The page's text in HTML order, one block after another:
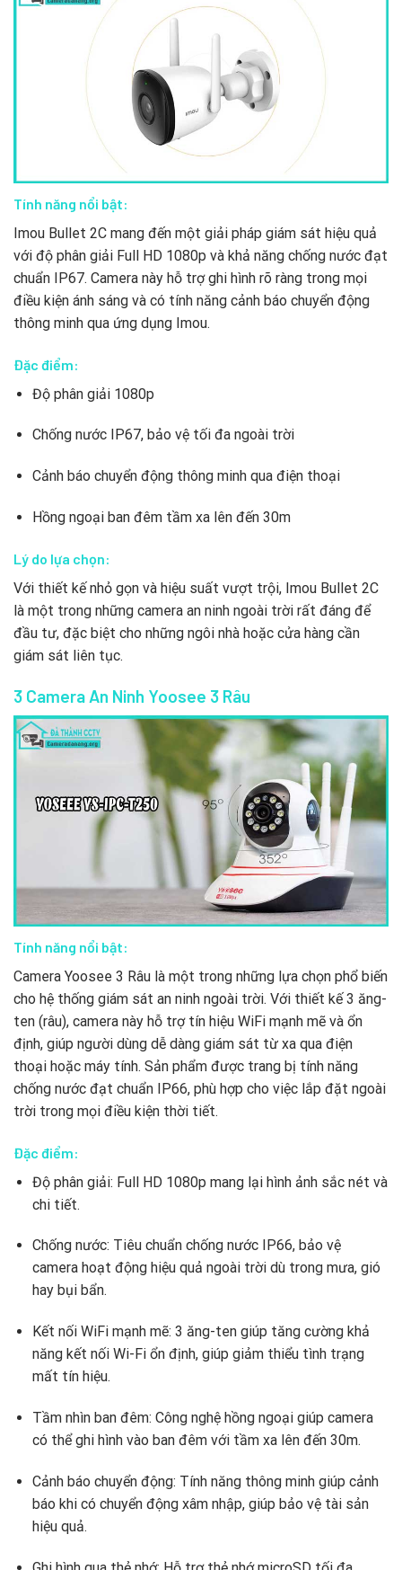
Tính năng nổi bật:
Imou Bullet 2C mang đến một giải pháp giám sát hiệu quả
với độ phân giải Full HD 1080p và khả năng chống nước đạt
chuẩn IP67. Camera này hỗ trợ ghi hình rõ ràng trong mọi
điều kiện ánh sáng và có tính năng cảnh báo chuyển động
thông minh qua ứng dụng Imou.
Đặc điểm:
Độ phân giải 1080p
Chống nước IP67, bảo vệ tối đa ngoài trời
Cảnh báo chuyển động thông minh qua điện thoại
Hồng ngoại ban đêm tầm xa lên đến 30m
Lý do lựa chọn:
Với thiết kế nhỏ gọn và hiệu suất vượt trội, Imou Bullet 2C
là một trong những camera an ninh ngoài trời rất đáng để
đầu tư, đặc biệt cho những ngôi nhà hoặc cửa hàng cần
giám sát liên tục.
3 Camera An Ninh Yoosee 3 Râu
Tính năng nổi bật:
Camera Yoosee 3 Râu là một trong những lựa chọn phổ biến
cho hệ thống giám sát an ninh ngoài trời. Với thiết kế 3 ăng-
ten (râu), camera này hỗ trợ tín hiệu WiFi mạnh mẽ và ổn
định, giúp người dùng dễ dàng giám sát từ xa qua điện
thoại hoặc máy tính. Sản phẩm được trang bị tính năng
chống nước đạt chuẩn IP66, phù hợp cho việc lắp đặt ngoài
trời trong mọi điều kiện thời tiết.
Đặc điểm:
Độ phân giải: Full HD 1080p mang lại hình ảnh sắc nét và
chi tiết.
Chống nước: Tiêu chuẩn chống nước IP66, bảo vệ
camera hoạt động hiệu quả ngoài trời dù trong mưa, gió
hay bụi bẩn.
Kết nối WiFi mạnh mẽ: 3 ăng-ten giúp tăng cường khả
năng kết nối Wi-Fi ổn định, giúp giảm thiểu tình trạng
mất tín hiệu.
Tầm nhìn ban đêm: Công nghệ hồng ngoại giúp camera
có thể ghi hình vào ban đêm với tầm xa lên đến 30m.
Cảnh báo chuyển động: Tính năng thông minh giúp cảnh
báo khi có chuyển động xâm nhập, giúp bảo vệ tài sản
hiệu quả.